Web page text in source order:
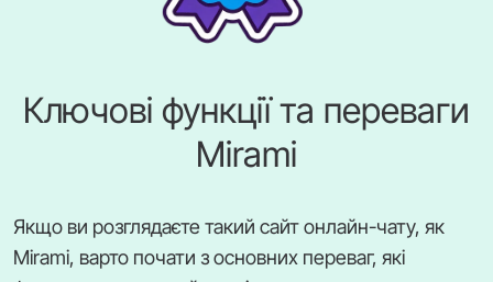
Ключові функції та переваги
Mirami
Якщо ви розглядаєте такий сайт онлайн-чату, як
Mirami, варто почати з основних переваг, які